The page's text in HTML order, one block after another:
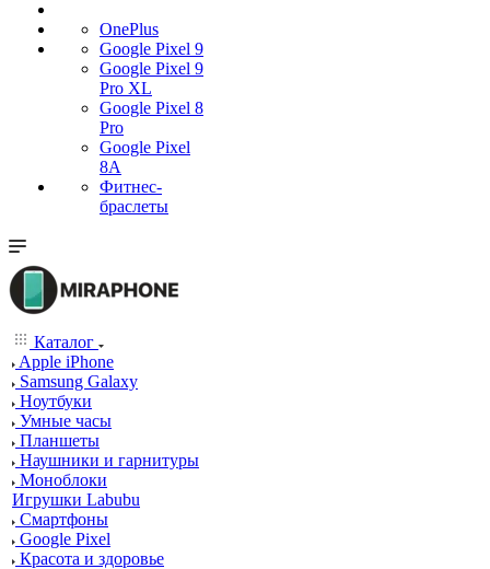
OnePlus
Google Pixel 9
Google Pixel 9
Pro XL
Google Pixel 8
Pro
Google Pixel
8A
Фитнес-
браслеты
Каталог
Apple iPhone
Samsung Galaxy
Ноутбуки
Умные часы
Планшеты
Наушники и гарнитуры
Моноблоки
Игрушки Labubu
Смартфоны
Google Pixel
Красота и здоровье